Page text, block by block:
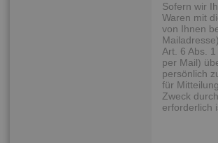
Sofern wir
Waren mit
von Ihnen
Art. 6 Abs.
per Mail)
persönlich
für
Zweck
erforderlich